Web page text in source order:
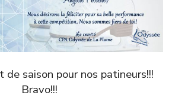
saison pour nos patineurs!!!
Bravo!!!